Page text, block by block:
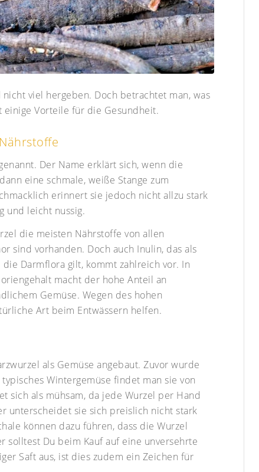
nicht viel hergeben. Doch betrachtet man, was
Vorteile für die Gesundheit.
Der Name erklärt sich, wenn die
eine schmale, weiße Stange zum
erinnert sie jedoch nicht allzu stark
und leicht nussig.
die meisten Nährstoffe von allen
sind vorhanden. Doch auch Inulin, das als
Darmflora gilt, kommt zahlreich vor. In
macht der hohe Anteil an
Gemüse. Wegen des hohen
Art beim Entwässern helfen.
als Gemüse angebaut. Zuvor wurde
Wintergemüse findet man sie von
sich als mühsam, da jede Wurzel per Hand
unterscheidet sie sich preislich nicht stark
können dazu führen, dass die Wurzel
solltest Du beim Kauf auf eine unversehrte
Saft aus, ist dies zudem ein Zeichen für